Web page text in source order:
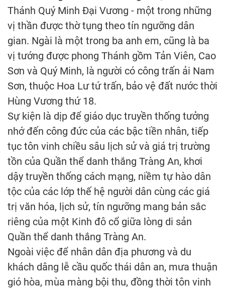
Thánh Quý Minh Đại Vương - một trong những
vị thần được thờ tụng theo tín ngưỡng dân
gian. Ngài là một trong ba anh em, cũng là ba
vị tướng được phong Thánh gồm Tản Viên, Cao
Sơn và Quý Minh, là người có công trấn ải Nam
Sơn, thuộc Hoa Lư tứ trấn, bảo vệ đất nước thời
Hùng Vương thứ 18.
Sự kiện là dịp để giáo dục truyền thống tưởng
nhớ đến công đức của các bậc tiền nhân, tiếp
tục tôn vinh chiều sâu lịch sử và giá trị trường
tồn của Quần thể danh thắng Tràng An, khơi
dậy truyền thống cách mạng, niềm tự hào dân
tộc của các lớp thế hệ người dân cùng các giá
trị văn hóa, lịch sử, tín ngưỡng mang bản sắc
riêng của một Kinh đô cổ giữa lòng di sản
Quần thể danh thắng Tràng An.
Ngoài việc để nhân dân địa phương và du
khách dâng lễ cầu quốc thái dân an, mưa thuận
gió hòa, mùa màng bội thu, đồng thời tôn vinh